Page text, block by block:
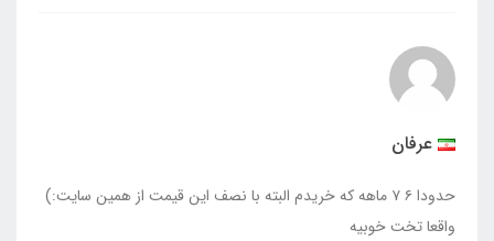
عرفان
حدودا ۶ ۷ ماهه که خریدم البته با نصف این قیمت از همین سایت:)
واقعا تخت خوبیه